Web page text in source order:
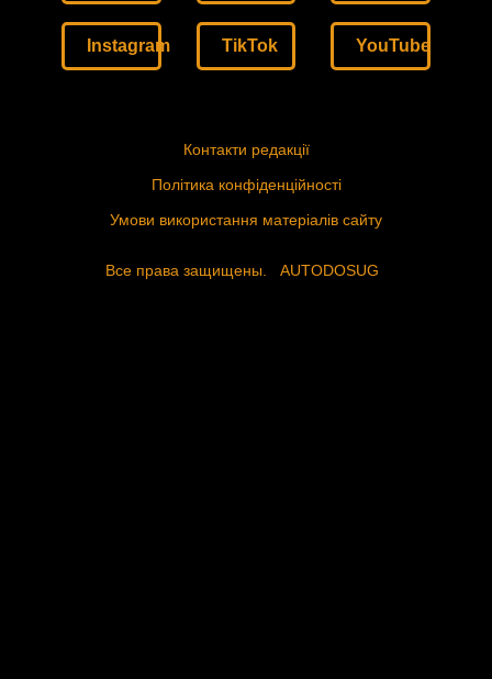
Instagram TikTok YouTube
Контакти редакції
Політика конфіденційності
Умови використання матеріалів сайту
Все права защищены. AUTODOSUG